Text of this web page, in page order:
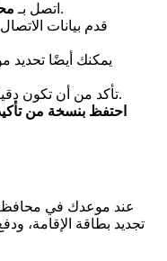
اتصل بـ لتحديد موعد.
قدم بيانات
يمكنك أيضًا تحديد
تأكد من أن تكون دقيقًا في يوم الموعد لتجنب أي تأخير.
احتفظ بنسخة من
عند موعدك في
تجديد بطاقة الإقامة،